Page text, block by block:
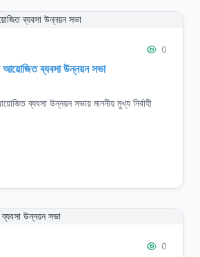
0
আয়োজিত ব্যবসা উন্নয়ন সভা
ব্যবসা উন্নয়ন সভায় মাননীয় মুখ্য নির্বাহী
0